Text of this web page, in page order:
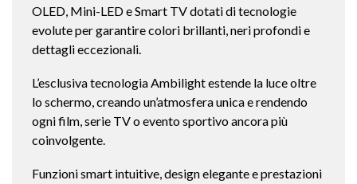
OLED, Mini-LED e Smart TV dotati di tecnologie
evolute per garantire colori brillanti, neri profondi e
dettagli eccezionali.
L’esclusiva tecnologia Ambilight estende la luce oltre
lo schermo, creando un’atmosfera unica e rendendo
ogni film, serie TV o evento sportivo ancora più
coinvolgente.
Funzioni smart intuitive, design elegante e prestazioni